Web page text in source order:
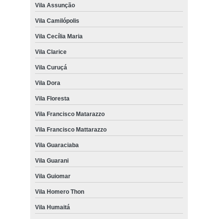
Vila Assunção
Vila Camilópolis
Vila Cecília Maria
Vila Clarice
Vila Curuçá
Vila Dora
Vila Floresta
Vila Francisco Matarazzo
Vila Francisco Mattarazzo
Vila Guaraciaba
Vila Guarani
Vila Guiomar
Vila Homero Thon
Vila Humaitá